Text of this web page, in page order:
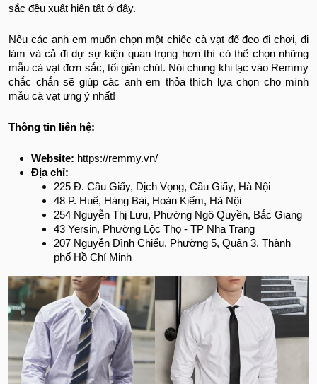
sắc đều xuất hiện tất ở đây.
Nếu các anh em muốn chọn một chiếc cà vạt để đeo đi chơi, đi
làm và cả đi dự sự kiện quan trọng hơn thì có thể chọn những
mẫu cà vạt đơn sắc, tối giản chút. Nói chung khi lạc vào Remmy
chắc chắn sẽ giúp các anh em thỏa thích lựa chọn cho mình
mẫu cà vạt ưng ý nhất!
Thông tin liên hệ:
Website: https://remmy.vn/
Địa chỉ:
225 Đ. Cầu Giấy, Dịch Vọng, Cầu Giấy, Hà Nội
48 P. Huế, Hàng Bài, Hoàn Kiếm, Hà Nội
254 Nguyễn Thị Lưu, Phường Ngô Quyền, Bắc Giang
43 Yersin, Phường Lộc Thọ - TP Nha Trang
207 Nguyễn Đình Chiểu, Phường 5, Quận 3, Thành
phố Hồ Chí Minh